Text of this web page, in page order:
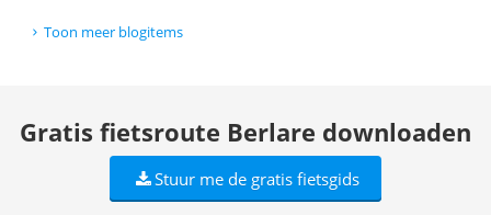
Toon meer blogitems
Gratis fietsroute Berlare downloaden
Stuur me de gratis fietsgids